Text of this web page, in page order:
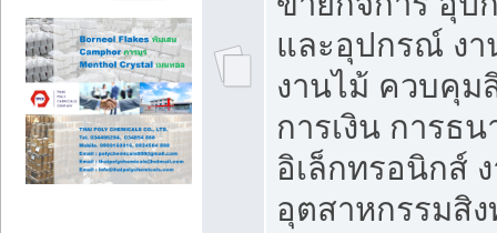
และอุปกรณ์ ง
งานไม้ ควบคุม
การเงิน การธ
อิเล็กทรอนิกส์
อุตสาหกรรมสิ